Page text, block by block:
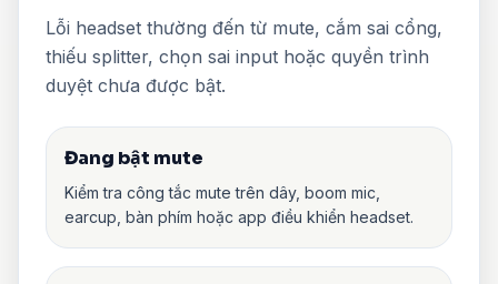
Lỗi headset thường đến từ mute, cắm sai cổng,
thiếu splitter, chọn sai input hoặc quyền trình
duyệt chưa được bật.
Đang bật mute
Kiểm tra công tắc mute trên dây, boom mic,
earcup, bàn phím hoặc app điều khiển headset.